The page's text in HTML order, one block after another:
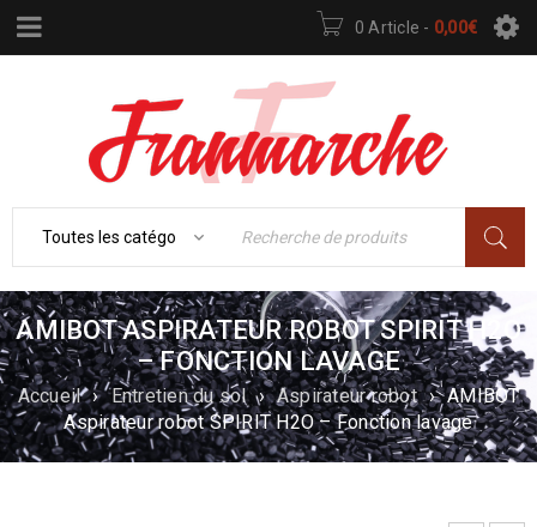
0 Article - 0,00€
AMIBOT ASPIRATEUR ROBOT SPIRIT H2O
– FONCTION LAVAGE
Accueil › Entretien du sol › Aspirateur robot › AMIBOT
Aspirateur robot SPIRIT H2O – Fonction lavage